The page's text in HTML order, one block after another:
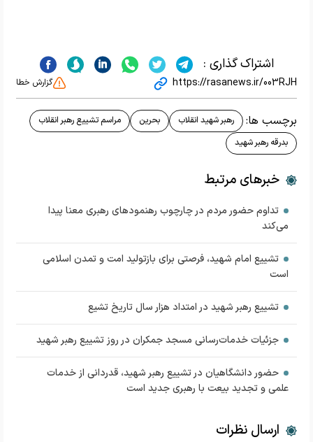
اشتراک گذاری :
https://rasanews.ir/003RJH گزارش خطا
برچسب ها: رهبر شهید انقلاب بحرین
مراسم تشییع رهبر انقلاب
بدرقه رهبر شهید
خبرهای مرتبط
تداوم حضور مردم در چارچوب رهنمودهای رهبری معنا پیدا
می‌کند
تشییع امام شهید، فرصتی برای بازتولید امت و تمدن اسلامی
است
تشییع رهبر شهید در امتداد هزار سال تاریخ تشیع
جزئیات خدمات‌رسانی مسجد جمکران در روز تشییع رهبر شهید
حضور دانشگاهیان در تشییع رهبر شهید، قدردانی از خدمات
علمی و تجدید بیعت با رهبری جدید است
ارسال نظرات